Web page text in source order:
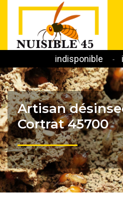
indisponible -
Artisan
Cortrat 45700